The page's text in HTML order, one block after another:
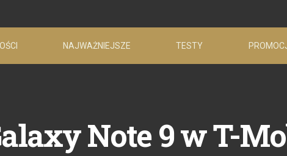
NAJWAŻNIEJSZE TESTY
Note 9 w T-